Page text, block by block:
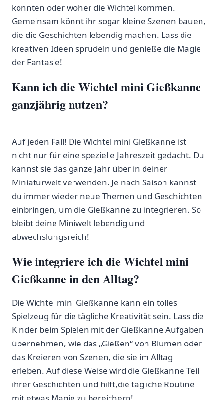
könnten oder woher ⁣die⁤ Wichtel kommen.
Gemeinsam könnt ihr sogar kleine Szenen bauen,⁣
die⁤ die Geschichten lebendig machen. ​Lass die
kreativen Ideen‍ sprudeln ​und​ genieße die Magie
der Fantasie!
Kann ich ‌die Wichtel mini Gießkanne
ganzjährig nutzen?
Auf jeden​ Fall! Die​ Wichtel mini ‌Gießkanne ⁤ist
nicht nur für eine spezielle Jahreszeit⁣ gedacht. Du‌
kannst sie das ganze Jahr über in deiner
Miniaturwelt ‌verwenden. Je nach Saison kannst
du⁣ immer wieder neue Themen und ⁢Geschichten
einbringen, um​ die Gießkanne zu integrieren. So
bleibt deine Miniwelt lebendig und
abwechslungsreich!
Wie integriere ich die Wichtel⁢ mini
Gießkanne in ⁢den Alltag?
Die ⁢Wichtel‍ mini Gießkanne kann ein tolles
Spielzeug für die tägliche Kreativität sein. Lass die
Kinder beim Spielen mit ‍der Gießkanne Aufgaben
übernehmen, wie das „Gießen“ von ‌Blumen⁤ oder⁢
das⁣ Kreieren von ⁣Szenen, die sie‍ im Alltag
erleben. Auf diese Weise wird die Gießkanne‌ Teil⁢
ihrer ⁤Geschichten und⁤ hilft,die‌ tägliche ⁤Routine
mit ⁢etwas Magie zu bereichern!